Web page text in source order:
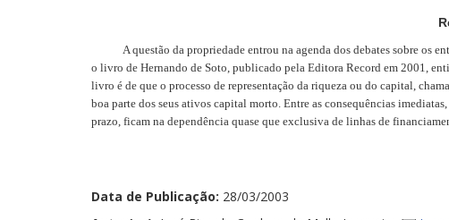
A questão da propriedade entrou na agenda dos debates sobre os
o livro de Hernando de Soto, publicado pela Editora Record em 2001,
livro é de que o processo de representação da riqueza ou do capital,
boa parte dos seus ativos capital morto. Entre as consequências
prazo, ficam na dependência quase que exclusiva de linhas de
Data de Publicação: 28/03/2003